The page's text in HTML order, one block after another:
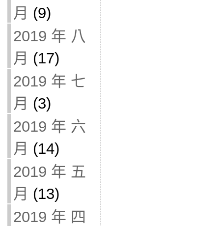
月 (9)
2019 年 八
月 (17)
2019 年 七
月 (3)
2019 年 六
月 (14)
2019 年 五
月 (13)
2019 年 四